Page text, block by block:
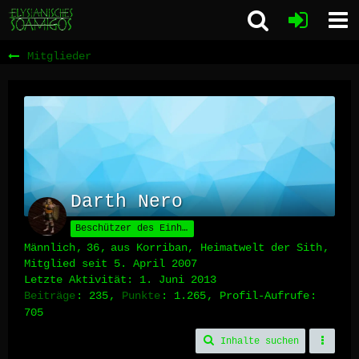
Mitglieder
Darth Nero
Beschützer des Einhorns
Männlich 36
aus Korriban, Heimatwelt der Sith
Mitglied seit 5. April 2007
Letzte Aktivität: 1. Juni 2013
Beiträge
235 Punkte 1.265
Profil-Aufrufe
705
Inhalte suchen